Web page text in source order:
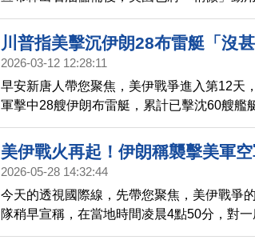
際能源總署11日宣佈，32個成員國同意釋出
是這個組織有史以來，規模最大的釋油行動。
川普指美擊沉伊朗28布雷艇「沒甚
2026-03-12 12:28:11
早安新唐人帶您聚焦，美伊戰爭進入第12天
軍擊中28艘伊朗布雷艇，累計已擊沈60艘艦
訪時還表示，與伊朗的戰爭將「很快」結束
標可以再打擊」。請看我們華府記者張亮的
美伊戰火再起！伊朗稱襲擊美軍
2026-05-28 14:32:44
今天的透視國際線，先帶您聚焦，美伊戰爭
隊稍早宣稱，在當地時間凌晨4點50分，對
擊，伊朗官媒稱，這是要回應美軍對伊朗阿